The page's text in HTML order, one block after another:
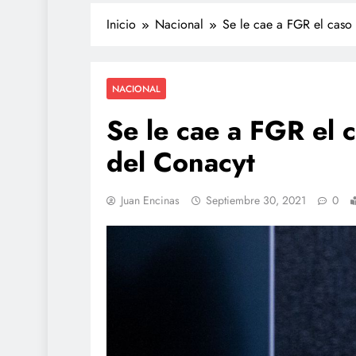
Inicio Nacional Se le cae a FGR el
NACIONAL
Se le cae a FGR el
del Conacyt
Juan Encinas Septiembre 30, 2021 0